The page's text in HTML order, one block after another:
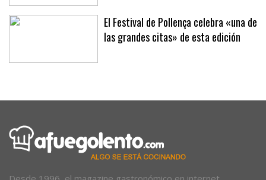
El Festival de Pollença celebra «una de